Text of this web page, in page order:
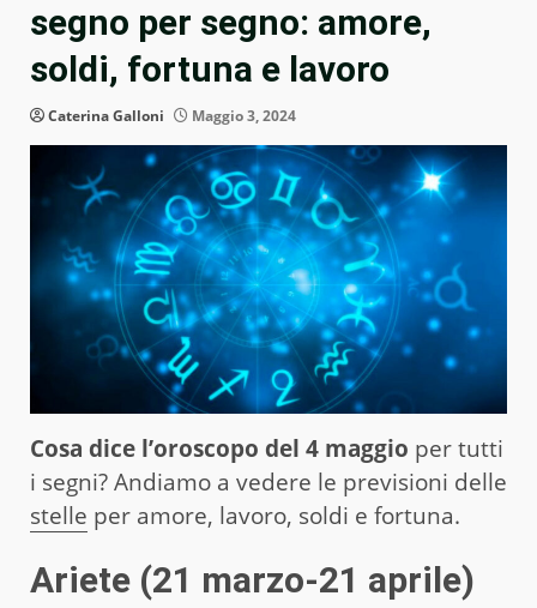
segno per segno: amore,
soldi, fortuna e lavoro
Caterina Galloni Maggio 3, 2024
Cosa dice l’oroscopo del 4 maggio per tutti
i segni? Andiamo a vedere le previsioni delle
stelle per amore, lavoro, soldi e fortuna.
Ariete (21 marzo-21 aprile)